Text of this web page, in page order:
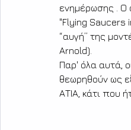
ενημέρωσης . Ο
"Flying Saucers
“αυγή” της
Arnold).
Παρ' όλα αυτά,
θεωρηθούν ως
ΑΤΙΑ, κάτι που